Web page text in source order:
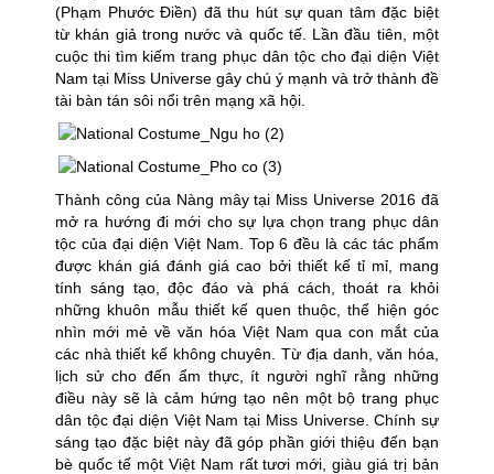
(Phạm Phước Điền) đã thu hút sự quan tâm đặc biệt
từ khán giả trong nước và quốc tế. Lần đầu tiên, một
cuộc thi tìm kiếm trang phục dân tộc cho đại diện Việt
Nam tại Miss Universe gây chú ý mạnh và trở thành đề
tài bàn tán sôi nổi trên mạng xã hội.
Thành công của Nàng mây tại Miss Universe 2016 đã
mở ra hướng đi mới cho sự lựa chọn trang phục dân
tộc của đại diện Việt Nam. Top 6 đều là các tác phẩm
được khán giá đánh giá cao bởi thiết kế tỉ mỉ, mang
tính sáng tạo, độc đáo và phá cách, thoát ra khỏi
những khuôn mẫu thiết kế quen thuộc, thể hiện góc
nhìn mới mẻ về văn hóa Việt Nam qua con mắt của
các nhà thiết kế không chuyên. Từ địa danh, văn hóa,
lịch sử cho đến ẩm thực, ít người nghĩ rằng những
điều này sẽ là cảm hứng tạo nên một bộ trang phục
dân tộc đại diện Việt Nam tại Miss Universe. Chính sự
sáng tạo đặc biệt này đã góp phần giới thiệu đến bạn
bè quốc tế một Việt Nam rất tươi mới, giàu giá trị bản